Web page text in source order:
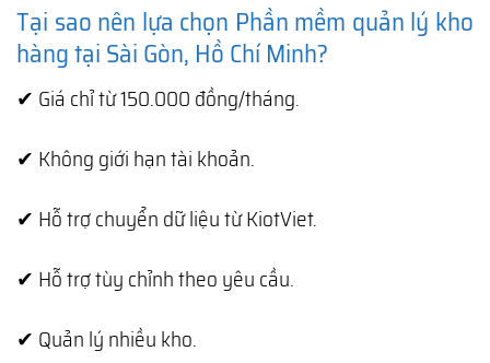
Tại sao nên lựa chọn Phần mềm quản lý kho
hàng tại Sài Gòn, Hồ Chí Minh?
✔ Giá chỉ từ 150.000 đồng/tháng.
✔ Không giới hạn tài khoản.
✔ Hỗ trợ chuyển dữ liệu từ KiotViet.
✔ Hỗ trợ tùy chỉnh theo yêu cầu.
✔ Quản lý nhiều kho.